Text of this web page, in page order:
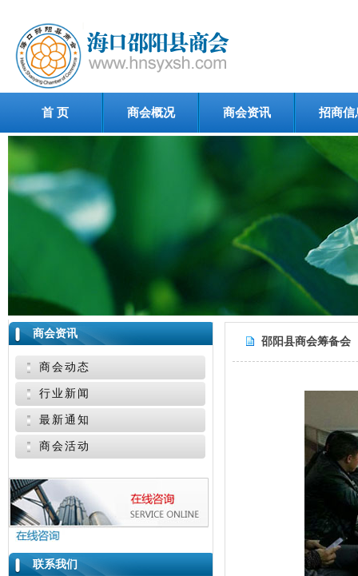
首 页 商会概况 商会资讯 招商信
邵阳县商会筹备会
商会资讯
商会动态
行业新闻
最新通知
商会活动
联系我们